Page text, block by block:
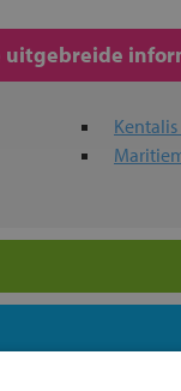
uitgebreide
Kentalis